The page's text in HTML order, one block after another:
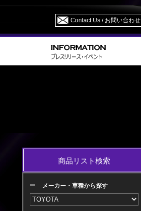
Contact Us / お問い合わせ
商品リスト検索
メーカー・車種から探す